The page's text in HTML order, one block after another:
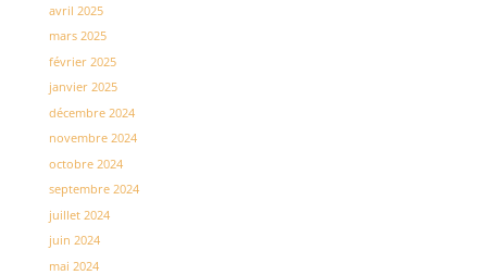
avril 2025
mars 2025
février 2025
janvier 2025
décembre 2024
novembre 2024
octobre 2024
septembre 2024
juillet 2024
juin 2024
mai 2024